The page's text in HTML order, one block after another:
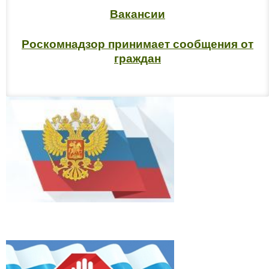
Вакансии
Роскомнадзор принимает сообщения от
граждан